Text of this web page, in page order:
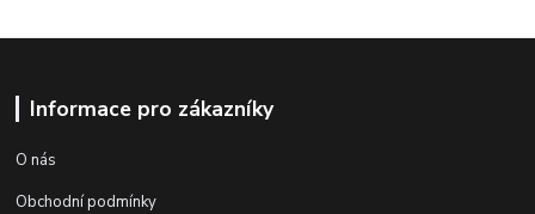
Informace pro zákazníky
O nás
Obchodní podmínky